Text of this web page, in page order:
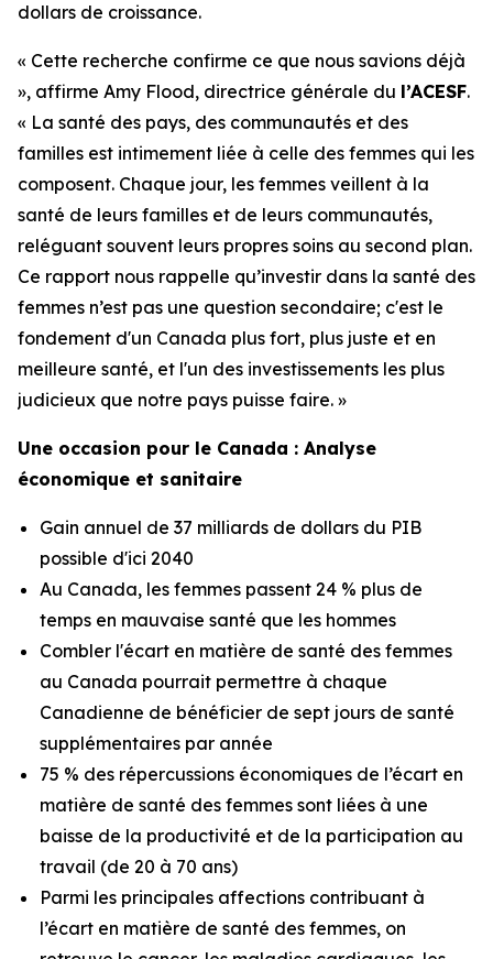
dollars de croissance.
« Cette recherche confirme ce que nous savions déjà
», affirme Amy Flood, directrice générale du l’ACESF.
« La santé des pays, des communautés et des
familles est intimement liée à celle des femmes qui les
composent. Chaque jour, les femmes veillent à la
santé de leurs familles et de leurs communautés,
reléguant souvent leurs propres soins au second plan.
Ce rapport nous rappelle qu’investir dans la santé des
femmes n’est pas une question secondaire; c'est le
fondement d'un Canada plus fort, plus juste et en
meilleure santé, et l'un des investissements les plus
judicieux que notre pays puisse faire. »
Une occasion pour le Canada : Analyse
économique et sanitaire
Gain annuel de 37 milliards de dollars du PIB
possible d'ici 2040
Au Canada, les femmes passent 24 % plus de
temps en mauvaise santé que les hommes
Combler l'écart en matière de santé des femmes
au Canada pourrait permettre à chaque
Canadienne de bénéficier de sept jours de santé
supplémentaires par année
75 % des répercussions économiques de l’écart en
matière de santé des femmes sont liées à une
baisse de la productivité et de la participation au
travail (de 20 à 70 ans)
Parmi les principales affections contribuant à
l’écart en matière de santé des femmes, on